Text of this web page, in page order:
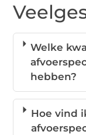
Welke
hebben?
Hoe vind